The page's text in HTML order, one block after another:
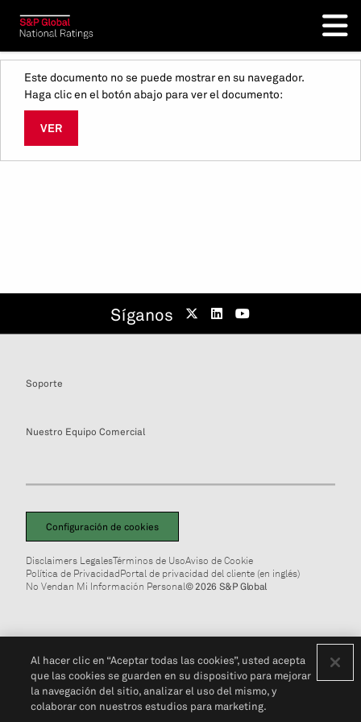
Este documento no se puede mostrar en su navegador.
Haga clic en el botón abajo para ver el documento:
VER
Síganos
Soporte
Nuestro Equipo Comercial
Configuración de cookies
Disclaimers LegalesTérminos de UsoAviso de Cookie
Política de PrivacidadPortal de privacidad del cliente (en inglés)
No Vendan Mi Información Personal© 2026 S&P Global
Al hacer clic en “Aceptar todas las cookies”, usted acepta
que las cookies se guarden en su dispositivo para mejorar
la navegación del sitio, analizar el uso del mismo, y
colaborar con nuestros estudios para marketing.